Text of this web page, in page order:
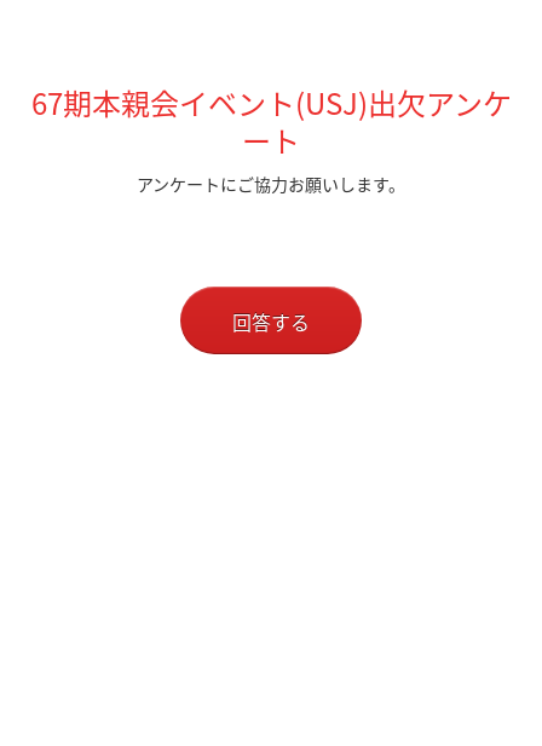
67期本親会イベント(USJ)出欠アンケ
ート
アンケートにご協力お願いします。
回答する